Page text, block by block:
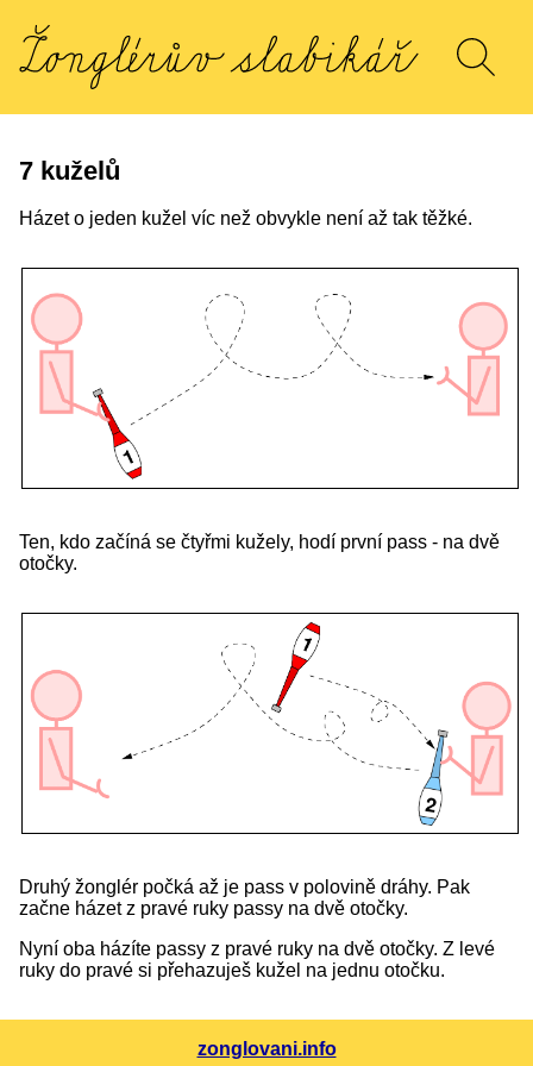
7 kuželů
Házet o jeden kužel víc než obvykle není až tak těžké.
Ten, kdo začíná se čtyřmi kužely, hodí první pass - na dvě
otočky.
Druhý žonglér počká až je pass v polovině dráhy. Pak
začne házet z pravé ruky passy na dvě otočky.
Nyní oba házíte passy z pravé ruky na dvě otočky. Z levé
ruky do pravé si přehazuješ kužel na jednu otočku.
zonglovani.info